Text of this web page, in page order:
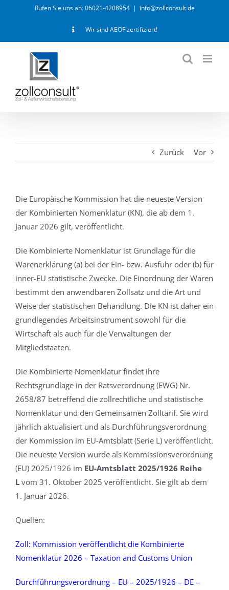
Rufen Sie uns an: 06021-4208954 | info@zollconsult.de
Wir sind AEOF zertifiziert!
Zurück Vor
Die Europäische Kommission hat die neueste Version
der Kombinierten Nomenklatur (KN), die ab dem 1.
Januar 2026 gilt, veröffentlicht.
Die Kombinierte Nomenklatur ist Grundlage für die
Warenerklärung (a) bei der Ein- bzw. Ausfuhr oder (b) für
inner-EU statistische Zwecke. Die Einordnung der Waren
bestimmt den anwendbaren Zollsatz und die Art und
Weise der statistischen Behandlung. Die KN ist daher ein
grundlegendes Arbeitsinstrument sowohl für die
Wirtschaft als auch für die Verwaltungen der
Mitgliedstaaten.
Die Kombinierte Nomenklatur findet ihre
Rechtsgrundlage in der Ratsverordnung (EWG) Nr.
2658/87 betreffend die zollrechtliche und statistische
Nomenklatur und den Gemeinsamen Zolltarif. Sie wird
jährlich aktualisiert und als Durchführungsverordnung
der Kommission im EU-Amtsblatt (Serie L) veröffentlicht.
Die neueste Version wurde als Kommissionsverordnung
(EU) 2025/1926 im EU-Amtsblatt 2025/1926 Reihe
L vom 31. Oktober 2025 veröffentlicht. Sie gilt ab dem
1. Januar 2026.
Quellen:
Zoll: Kommission veröffentlicht die Kombinierte
Nomenklatur 2026 – Taxation and Customs Union
Durchführungsverordnung – EU – 2025/1926 – DE –